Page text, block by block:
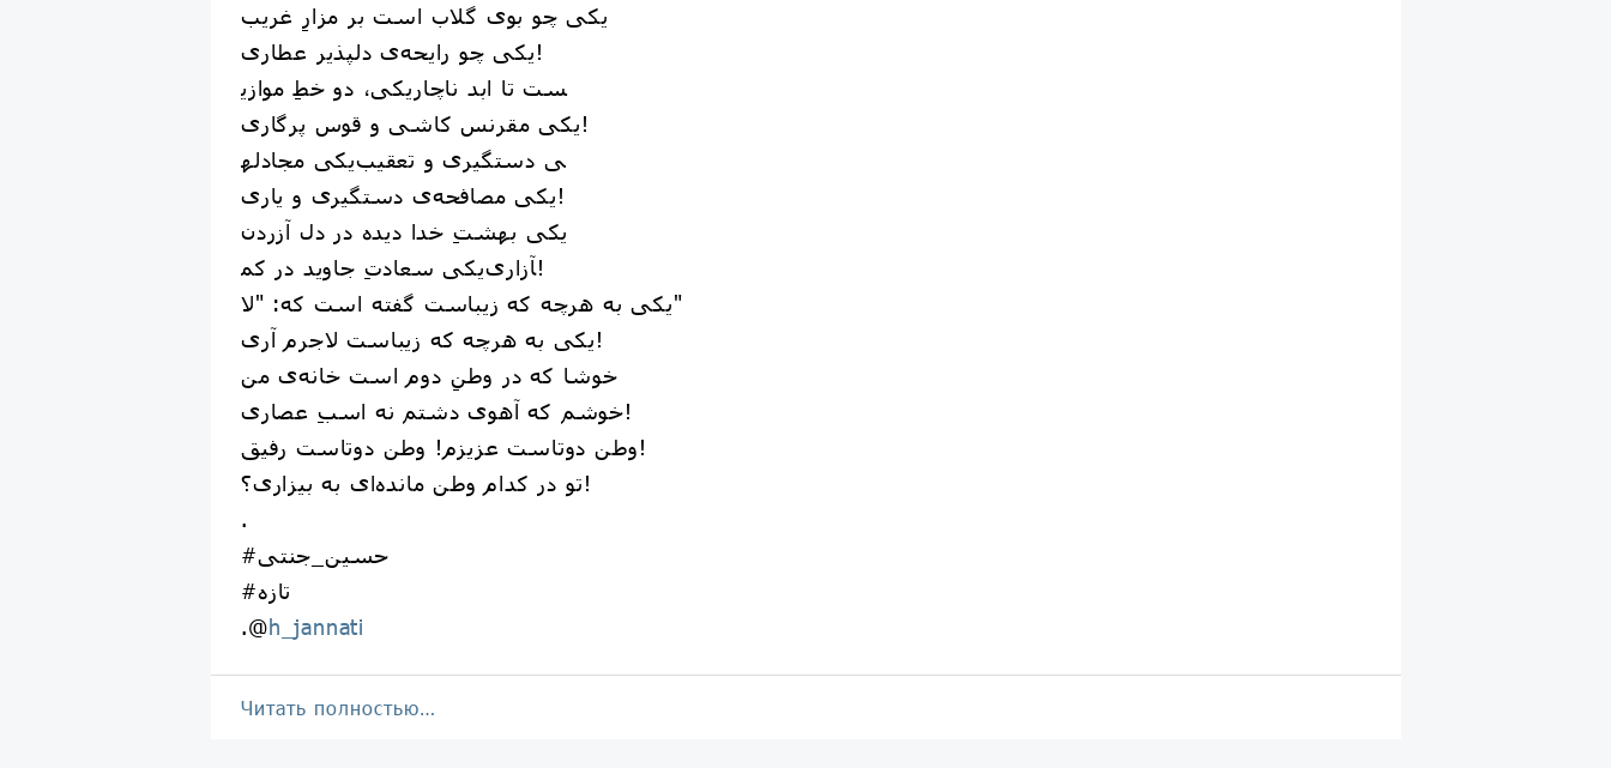
یکی چو بوی گلاب است بر مزارِ غریب
یکی چو رایحه‌ی دلپذیر عطاری!
یکی، دو خطِ موازی‎ست تا ابد ناچار
یکی مقرنس کاشی و قوس پرگاری!
یکی مجادله‎ی دستگیری و تعقیب
یکی مصافحه‌ی دستگیری و یاری!
یکی بهشتِ خدا دیده در دل آزردن
یکی سعادتِ جاوید در کم‎آزاری!
یکی به هرچه که زیباست گفته است که: "لا"
یکی به هرچه که زیباست لاجرم آری!
خوشا که در وطنِ دوم است خانه‌ی من
خوشم که آهوی دشتم نه اسبِ عصاری!
وطن دوتاست عزیزم! وطن دوتاست رفیق!
تو در کدام وطن مانده‌ای به بیزاری؟!
.
#حسین_جنتی
#تازه
.@h_jannati
Читать полностью…